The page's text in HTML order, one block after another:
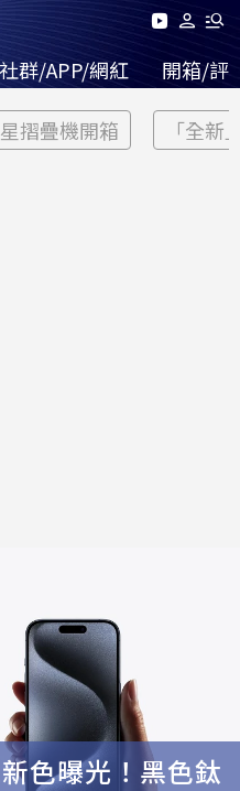
社群/APP/網紅 開箱/評
摺疊機開箱 「全新
色曝光！黑色鈦